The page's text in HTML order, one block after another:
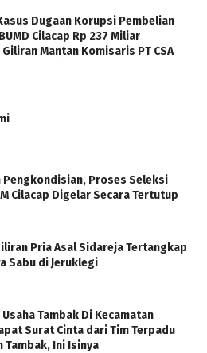
Dugaan Korupsi Pembelian
Cilacap Rp 237 Miliar
Mantan Komisaris PT CSA
Pengkondisian, Proses Seleksi
Cilacap Digelar Secara Tertutup
Pria Asal Sidareja Tertangkap
Sabu di Jeruklegi
Tambak Di Kecamatan
Surat Cinta dari Tim Terpadu
Tambak, Ini Isinya